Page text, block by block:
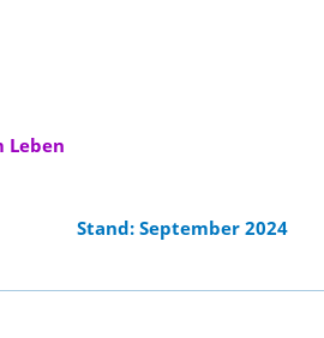
Leben
Stand: September 2024